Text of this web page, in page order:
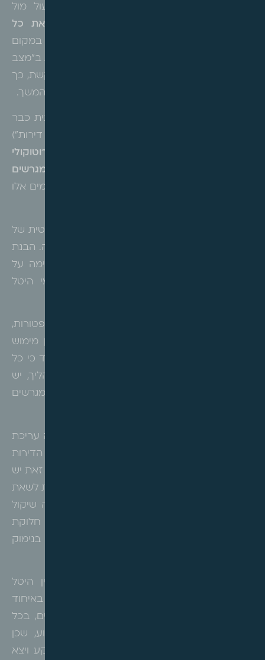
אישור התכנית. אם ניתן, יש לפעול מול
לרכז את כל
, במקום
לפזר אותם על פני מספר מגרשים. ככל שהזכויות ב"מצב
היוצא" ישקפו נאמנה את הדירה העתידית המבוקשת, כך
לא יהיה צורך לבצע עסקאות החלפה ("מימוש") בהמשך.
אם התכנית כבר
אושרה והוקצו לכם זכויות חלקיות ("שברי דירות")
היזהרו מחתימה על "פרוטוקולי
חלוקה" או הסכמים הכוללים החלפת זכויות בין מגרשים
. בית המשפט קבע ברורות שהסכמים אלו
אין ספק, כי פסק הדין מדגיש את החשיבות הקריטית של
ייעוץ משפטי ושמאי מוקדם בהליכי איחוד וחלוקה. הבנת
המשמעות של העברת זכויות עוד בטרם החתימה על
הסכמי חלוקה, היא המפתח לחיסכון בתשלומי היטל
העברות והחלפות כחלק מההליך התכנוני הינן פטורות,
אבל העברות לאחר אישור ההליך התכנוני הינן מימוש
זכויות המקים חיוב בהיטל השבחה ולכן רצוי מאד כי כל
הפעולות יעשו במסגרת ותחת הכותרת של ההליך, יש
לשים לב גם כי עריכת הסכם שיתוף לפני יצירת המגרשים
דרך אחרת בה לכאורה יכלו לנקוט הבעלים הינה עריכת
תכנית מתקנת שהיא זו שתבצע את ייחוד הדירות
לבעלים, כך שכל אחד יוכל לקבל את דירותיו, עם זאת יש
ליקח בחשבון כי הפסיקה קבעה שתכניות אמורות לשאת
גם תוכן תכנוני ולא רק תוכן קנייני, כלומר שיהיה שיקול
תכנוני באישורן, תכנית שכל מטרתה הינה שינוי חלוקת
הזכויות עלולה להיתקל במחסום בו לא תקודם בנימוק
ייתכן ויש מקום להשוות לכל הפחות את דין היטל
ההשבחה לדין מיסוי מקרקעין בו ככלל יש פטור באיחוד
וחלוקה ויש מקרים בהם ניתן יהיה לבצע שינויים, בכל
מקרה ברור שמדובר בתאונה שניתן היה למנוע, שכן
בסיכומו של דבר אם בעל קרקע נכנס עם קרקע ויצא